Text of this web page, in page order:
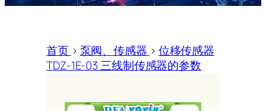
首页 > 泵阀、传感器 > 位移传感器
TDZ-1E-03 三线制传感器的参数